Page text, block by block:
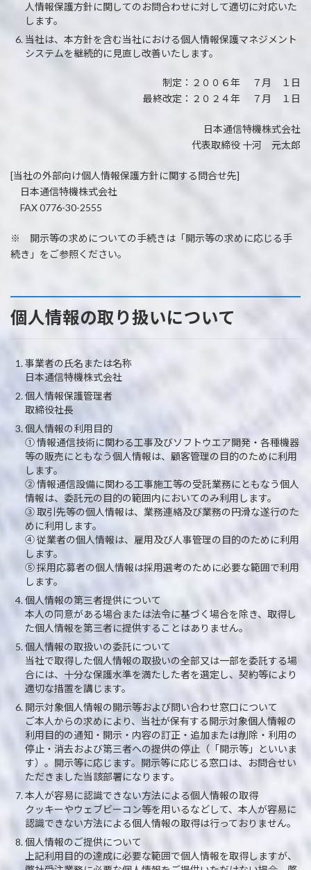
人情報保護方針に関してのお問合わせに対して適切に対応いた
します。
当社は、本方針を含む当社における個人情報保護マネジメント
システムを継続的に見直し改善いたします。
制定：２００６年 ７月 １日
最終改定：２０２４年 ７月 １日
日本通信特機株式会社
代表取締役 十河 元太郎
[当社の外部向け個人情報保護方針に関する問合せ先]
日本通信特機株式会社
FAX 0776-30-2555
※ 開示等の求めについての手続きは「開示等の求めに応じる手
続き」をご参照ください。
個人情報の取り扱いについて
事業者の氏名または名称
日本通信特機株式会社
個人情報保護管理者
取締役社長
個人情報の利用目的
① 情報通信技術に関わる工事及びソフトウエア開発・各種機器
等の販売にともなう個人情報は、顧客管理の目的のために利用
します。
② 情報通信設備に関わる工事施工等の受託業務にともなう個人
情報は、委託元の目的の範囲内においてのみ利用します。
③ 取引先等の個人情報は、業務連絡及び業務の円滑な遂行のた
めに利用します。
④ 従業者の個人情報は、雇用及び人事管理の目的のために利用
します。
⑤ 採用応募者の個人情報は採用選考のために必要な範囲で利用
します。
個人情報の第三者提供について
本人の同意がある場合または法令に基づく場合を除き、取得し
た個人情報を第三者に提供することはありません。
個人情報の取扱いの委託について
当社で取得した個人情報の取扱いの全部又は一部を委託する場
合には、十分な保護水準を満たした者を選定し、契約等により
適切な措置を講じます。
開示対象個人情報の開示等および問い合わせ窓口について
ご本人からの求めにより、当社が保有する開示対象個人情報の
利用目的の通知・開示・内容の訂正・追加または削除・利用の
停止・消去および第三者への提供の停止（「開示等」といいま
す）。開示等に応じます。開示等に応じる窓口は、お問合せい
ただきました当該部署になります。
本人が容易に認識できない方法による個人情報の取得
クッキーやウェブビーコン等を用いるなどして、本人が容易に
認識できない方法による個人情報の取得は行っておりません。
個人情報のご提供について
上記利用目的の達成に必要な範囲で個人情報を取得しますが、